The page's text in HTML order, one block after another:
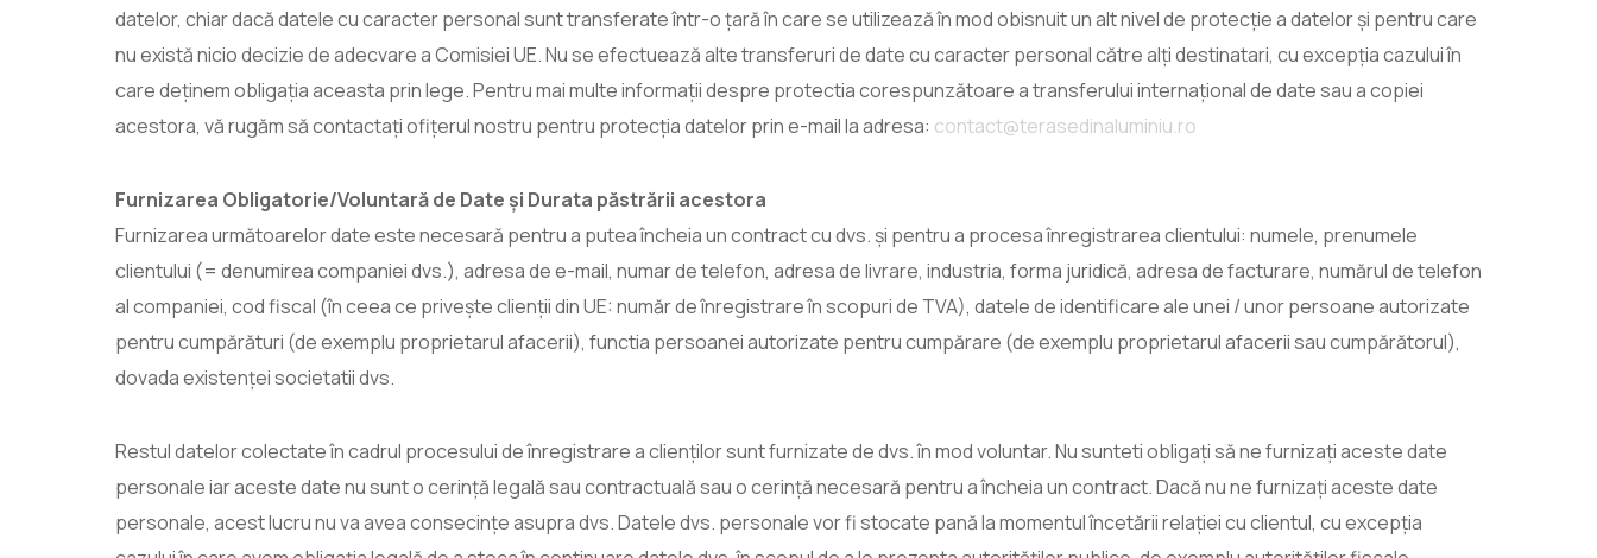
datelor, chiar dacă datele cu caracter personal sunt transferate într-o țară în care se utilizează în mod obisnuit un alt nivel de protecție a datelor și pentru care
nu există nicio decizie de adecvare a Comisiei UE. Nu se efectuează alte transferuri de date cu caracter personal către alți destinatari, cu excepția cazului în
care deținem obligația aceasta prin lege. Pentru mai multe informații despre protectia corespunzătoare a transferului internațional de date sau a copiei
acestora, vă rugăm să contactați ofițerul nostru pentru protecția datelor prin e-mail la adresa: contact@terasedinaluminiu.ro
Furnizarea Obligatorie/Voluntară de Date și Durata păstrării acestora
Furnizarea următoarelor date este necesară pentru a putea încheia un contract cu dvs. și pentru a procesa înregistrarea clientului: numele, prenumele
clientului (= denumirea companiei dvs.), adresa de e-mail, numar de telefon, adresa de livrare, industria, forma juridică, adresa de facturare, numărul de telefon
al companiei, cod fiscal (în ceea ce privește clienții din UE: număr de înregistrare în scopuri de TVA), datele de identificare ale unei / unor persoane autorizate
pentru cumpărături (de exemplu proprietarul afacerii), functia persoanei autorizate pentru cumpărare (de exemplu proprietarul afacerii sau cumpărătorul),
dovada existenței societatii dvs.
Restul datelor colectate în cadrul procesului de înregistrare a clienților sunt furnizate de dvs. în mod voluntar. Nu sunteti obligați să ne furnizați aceste date
personale iar aceste date nu sunt o cerință legală sau contractuală sau o cerință necesară pentru a încheia un contract. Dacă nu ne furnizați aceste date
personale, acest lucru nu va avea consecințe asupra dvs. Datele dvs. personale vor fi stocate pană la momentul încetării relației cu clientul, cu excepția